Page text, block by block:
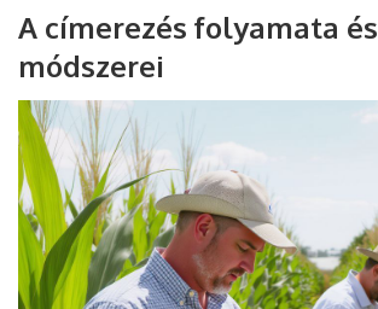
A címerezés folyamata és
módszerei